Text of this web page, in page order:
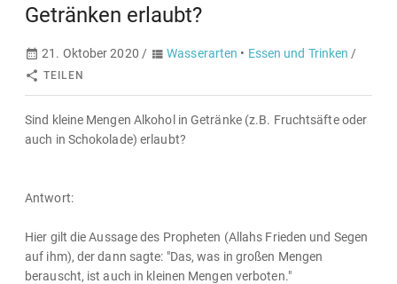
Getränken erlaubt?
21. Oktober 2020 / Wasserarten • Essen und Trinken /
TEILEN
Sind kleine Mengen Alkohol in Getränke (z.B. Fruchtsäfte oder
auch in Schokolade) erlaubt?
Antwort:
Hier gilt die Aussage des Propheten (Allahs Frieden und Segen
auf ihm), der dann sagte: "Das, was in großen Mengen
berauscht, ist auch in kleinen Mengen verboten."